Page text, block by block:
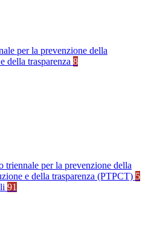
per la prevenzione della
della trasparenza 8
triennale per la prevenzione della
e della trasparenza (PTPCT) 5
91